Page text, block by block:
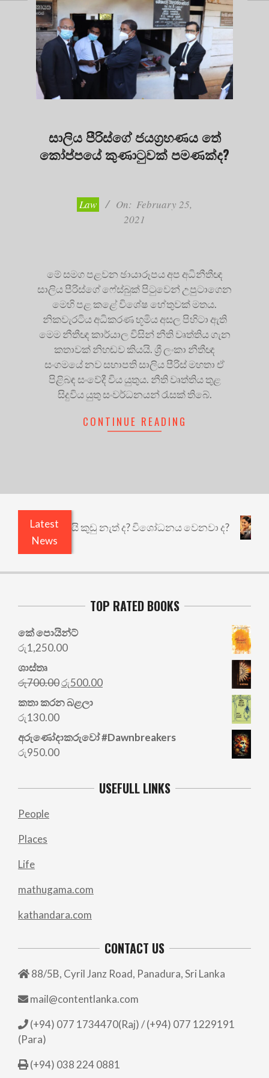
සාලිය පීරිස්ගේ ජයග්‍රහණය තේ
කෝප්පයේ කුණාටුවක් පමණක්ද?
Law On: February 25,
2021
මේ සමග පළවන ඡායාරූපය අප අධිනීතීඥ
සාලිය පීරිස්ගේ ෆේස්බුක් පිටුවෙන් උපුටාගෙන
මෙහි පළ කළේ විශේෂ හේතුවක් මතය.
නිකවැරටිය අධිකරණ භූමිය අසල පිහිටා ඇති
මෙම නීතීඥ කාර්යාල විසින් නීති වෘත්තිය ගැන
කතාවක් නිහඬව කියයි. ශ්‍රී ලංකා නීතීඥ
සංගමයේ නව සභාපති සාලිය පීරිස් මහතා ඒ
පිළිබඳ සංවේදී විය යුතුය. නීති වෘත්තිය තුළ
සිදුවිය යුතු සංවර්ධනයන් රැසක් තිබේ.
CONTINUE READING
Latest
News
ඇතුළෙයි කුඩු නැත් ද? විශෝධනය වෙනවා ද?
TOP RATED BOOKS
කේ පොයින්ට්
රු1,250.00
ශාස්තෘ
රු700.00Original
price
was:
රු500.00Current
කතා කරන බළලා
රු130.00
අරු‍ණෝදාකරුවෝ #Dawnbreakers
රු950.00
USEFULL LINKS
People
Places
Life
mathugama.com
kathandara.com
CONTACT US
88/5B, Cyril Janz Road, Panadura, Sri Lanka
mail@contentlanka.com
(+94) 077 1734470(Raj) / (+94) 077 1229191
(Para)
(+94) 038 224 0881